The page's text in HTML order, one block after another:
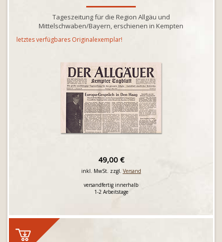
Tageszeitung für die Region Allgäu und
Mittelschwaben/Bayern, erschienen in Kempten
letztes verfügbares Originalexemplar!
49,00 €
inkl. MwSt. zzgl. Versand
versandfertig innerhalb
1-2 Arbeitstage